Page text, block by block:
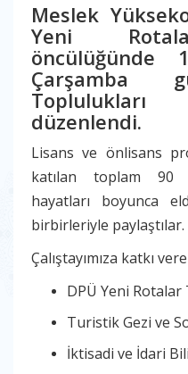
Meslek
Yeni
öncülüğünde
Çarşamba
düzenlendi.
Lisans ve önlisans
katılan toplam 90
hayatları boyunca
birbirleriyle paylaştılar.
Çalıştayımıza katkı
DPÜ Yeni
Turistik Gezi ve
İktisadi ve İdari